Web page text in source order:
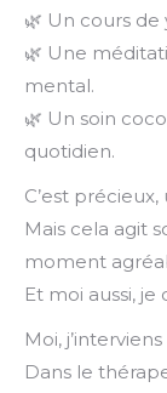
🌿 Un cours
🌿 Une
mental.
🌿 Un soin
quotidien.
C’est
Mais cela agit
moment
Et moi aussi,
Moi,
Dans le